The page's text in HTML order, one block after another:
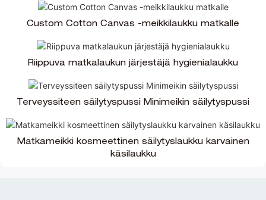
Custom Cotton Canvas -meikkilaukku matkalle
Riippuva matkalaukun järjestäjä hygienialaukku
Terveyssiteen säilytyspussi Minimeikin säilytyspussi
Matkameikki kosmeettinen säilytyslaukku karvainen
käsilaukku